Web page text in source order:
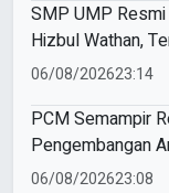
SMP UMP
Hizbul Wathan,
Cerita” Curi
06/08/202623:14
PCM Semampir
Pengembangan
Muhammadiyah
06/08/202623:08